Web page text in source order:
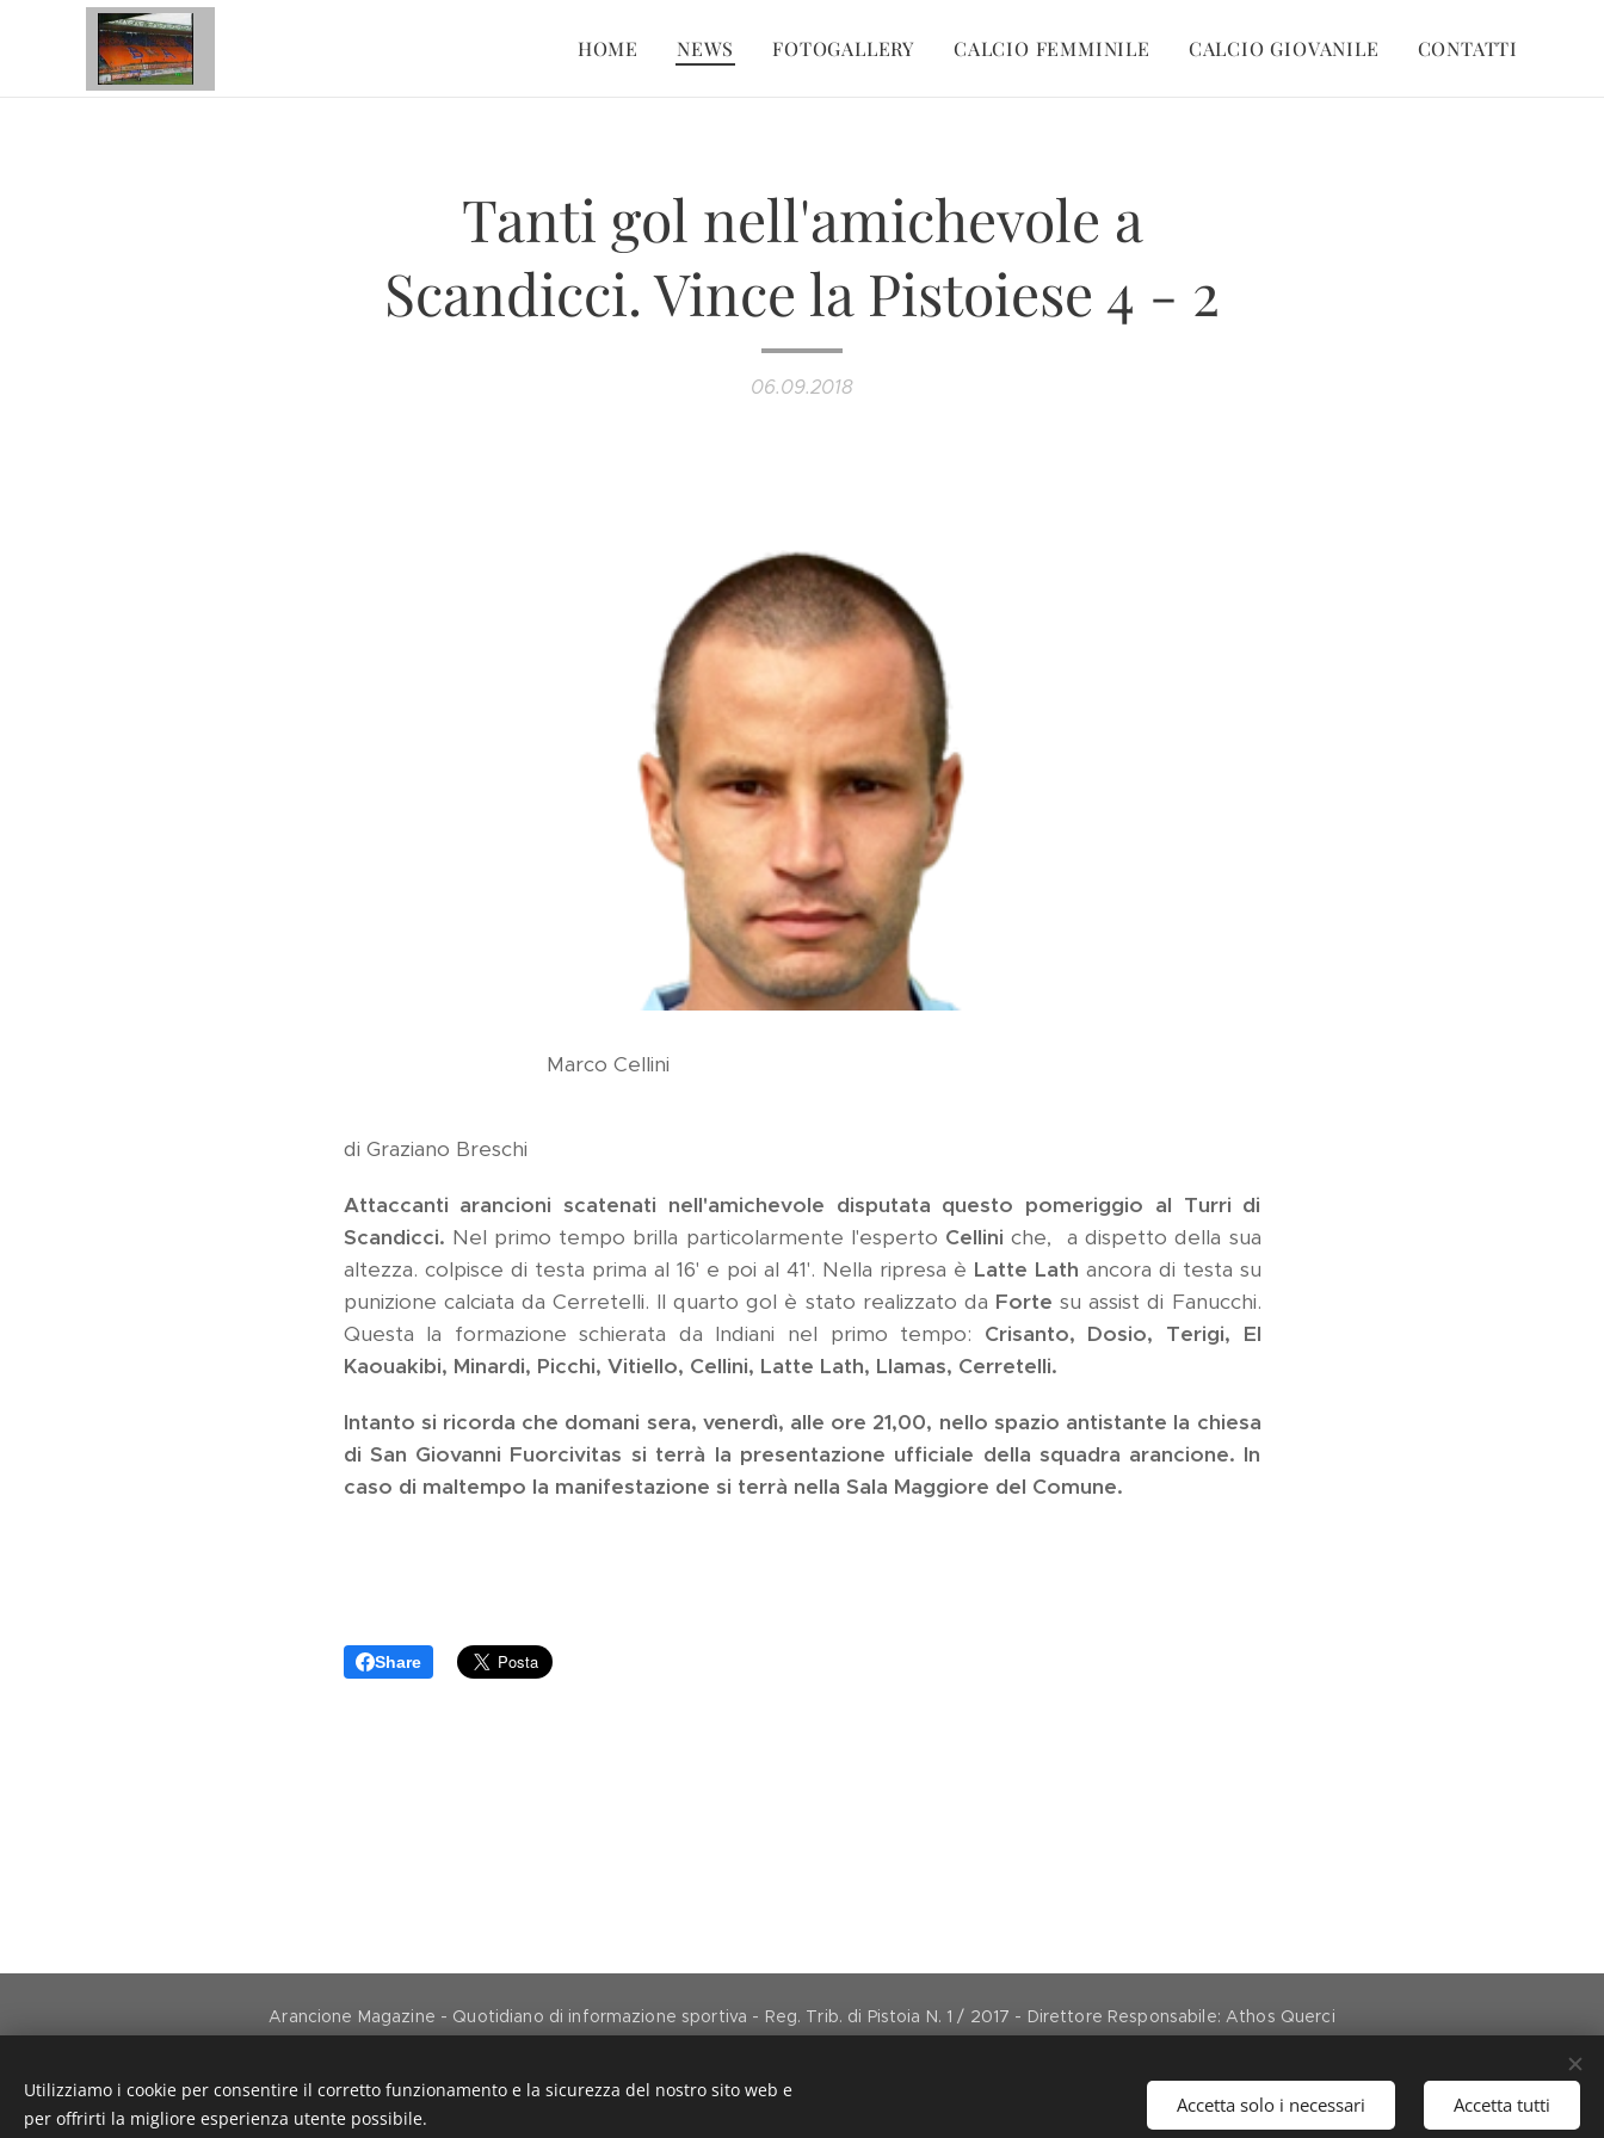
HOME NEWS FOTOGALLERY CALCIO FEMMINILE CALCIO GIOVANILE CONTATTI
Tanti gol nell'amichevole a
Scandicci. Vince la Pistoiese 4 - 2
06.09.2018
Marco Cellini
di Graziano Breschi
Attaccanti arancioni scatenati nell'amichevole disputata questo pomeriggio al Turri di
Scandicci. Nel primo tempo brilla particolarmente l'esperto Cellini che, a dispetto della sua
altezza. colpisce di testa prima al 16' e poi al 41'. Nella ripresa è Latte Lath ancora di testa su
punizione calciata da Cerretelli. Il quarto gol è stato realizzato da Fortesu assist di Fanucchi.
Questa la formazione schierata da Indiani nel primo tempo: Crisanto, Dosio, Terigi, El
Kaouakibi, Minardi, Picchi, Vitiello, Cellini, Latte Lath, Llamas, Cerretelli.
Intanto si ricorda che domani sera, venerdì, alle ore 21,00, nello spazio antistante la chiesa
di San Giovanni Fuorcivitas si terrà la presentazione ufficiale della squadra arancione. In
caso di maltempo la manifestazione si terrà nella Sala Maggiore del Comune.
Share
Arancione Magazine - Quotidiano di informazione sportiva - Reg. Trib. di Pistoia N. 1 / 2017 - Direttore Responsabile: Athos Querci
direttore@arancionemagazine.it
Utilizziamo i cookie per consentire il corretto funzionamento e la sicurezza del nostro sito web e
per offrirti la migliore esperienza utente possibile.
Accetta solo i necessari Accetta tutti